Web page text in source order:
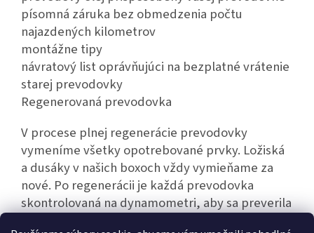
písomná záruka bez obmedzenia počtu
najazdených kilometrov
montážne tipy
návratový list oprávňujúci na bezplatné vrátenie
starej prevodovky
Regenerovaná prevodovka
V procese plnej regenerácie prevodovky
vymeníme všetky opotrebované prvky. Ložiská
a dusáky v našich boxoch vždy vymieňame za
nové. Po regenerácii je každá prevodovka
skontrolovaná na dynamometri, aby sa preverila